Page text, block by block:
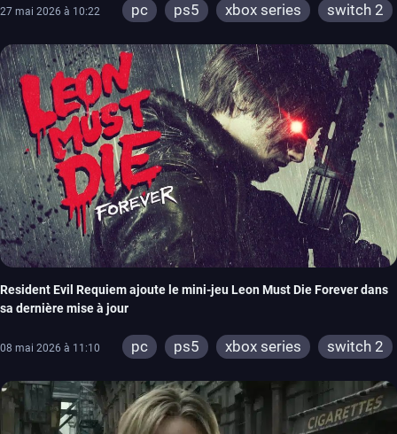
27 mai 2026 à 10:22 pc ps5 xbox series switch 2
Resident Evil Requiem ajoute le mini-jeu Leon Must Die Forever dans
sa dernière mise à jour
08 mai 2026 à 11:10 pc ps5 xbox series switch 2